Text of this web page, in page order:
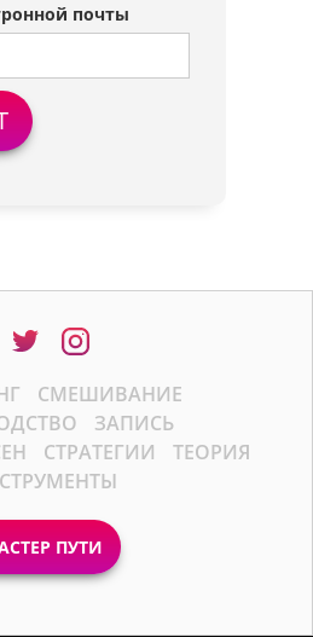
почты
СМЕШИВАНИЕ
ЗАПИСЬ
СТРАТЕГИИ
ТЕОРИЯ
ПУТИ